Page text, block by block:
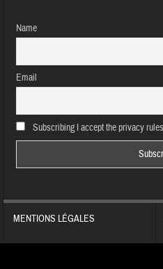
Name
Email
Subscribing I accept the privacy
MENTIONS LÉGALES